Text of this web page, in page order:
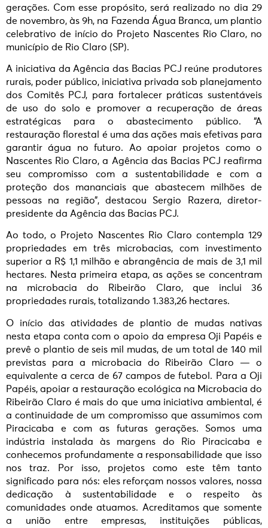
gerações. Com esse propósito, será realizado no dia 29
de novembro, às 9h, na Fazenda Água Branca, um plantio
celebrativo de início do Projeto Nascentes Rio Claro, no
município de Rio Claro (SP).
A iniciativa da Agência das Bacias PCJ reúne produtores
rurais, poder público, iniciativa privada sob planejamento
dos Comitês PCJ, para fortalecer práticas sustentáveis
de uso do solo e promover a recuperação de áreas
estratégicas para o abastecimento público. “A
restauração florestal é uma das ações mais efetivas para
garantir água no futuro. Ao apoiar projetos como o
Nascentes Rio Claro, a Agência das Bacias PCJ reafirma
seu compromisso com a sustentabilidade e com a
proteção dos mananciais que abastecem milhões de
pessoas na região”, destacou Sergio Razera, diretor-
presidente da Agência das Bacias PCJ.
Ao todo, o Projeto Nascentes Rio Claro contempla 129
propriedades em três microbacias, com investimento
superior a R$ 1,1 milhão e abrangência de mais de 3,1 mil
hectares. Nesta primeira etapa, as ações se concentram
na microbacia do Ribeirão Claro, que inclui 36
propriedades rurais, totalizando 1.383,26 hectares.
O início das atividades de plantio de mudas nativas
nesta etapa conta com o apoio da empresa Oji Papéis e
prevê o plantio de seis mil mudas, de um total de 140 mil
previstas para a microbacia do Ribeirão Claro — o
equivalente a cerca de 67 campos de futebol. Para a Oji
Papéis, apoiar a restauração ecológica na Microbacia do
Ribeirão Claro é mais do que uma iniciativa ambiental, é
a continuidade de um compromisso que assumimos com
Piracicaba e com as futuras gerações. Somos uma
indústria instalada às margens do Rio Piracicaba e
conhecemos profundamente a responsabilidade que isso
nos traz. Por isso, projetos como este têm tanto
significado para nós: eles reforçam nossos valores, nossa
dedicação à sustentabilidade e o respeito às
comunidades onde atuamos. Acreditamos que somente
a união entre empresas, instituições públicas,